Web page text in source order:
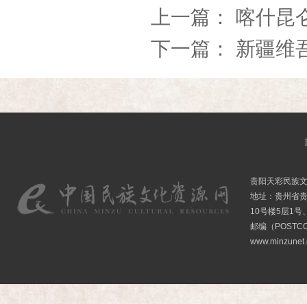
上一篇： 喀什昆
下一篇： 新疆维
贵阳天彩民族
地址：贵州省
10号楼5层1号
邮编（